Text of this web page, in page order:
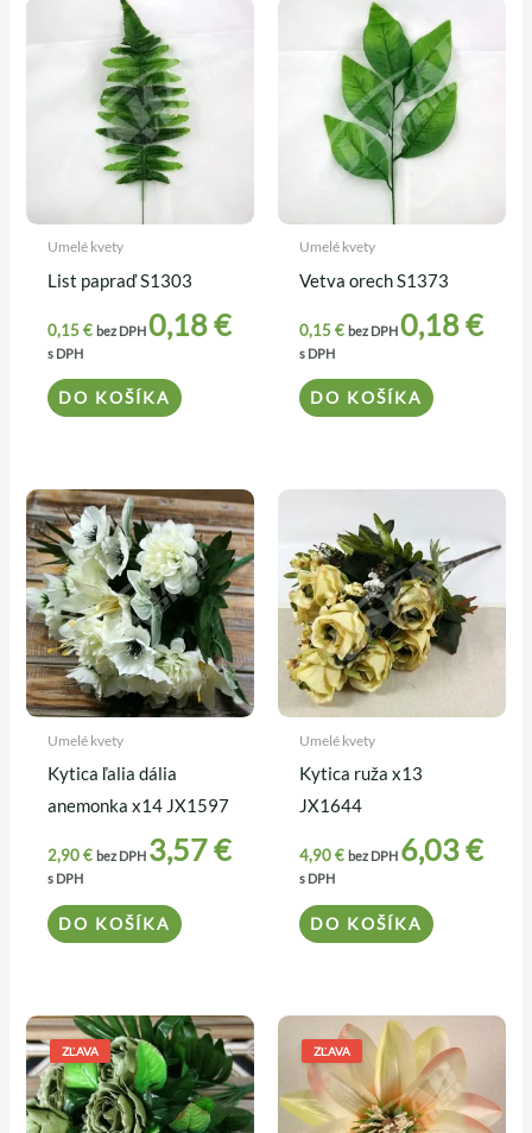
Umelé kvety
List papraď S1303
0,15€ bez DPH0,18€
s DPH
DO KOŠÍKA
Umelé kvety
Vetva orech S1373
0,15€ bez DPH0,18€
s DPH
DO KOŠÍKA
Umelé kvety
Kytica ľalia dália
anemonka x14 JX1597
2,90€ bez DPH 3,57€
s DPH
DO KOŠÍKA
Umelé kvety
Kytica ruža x13
JX1644
4,90€ bez DPH 6,03€
s DPH
DO KOŠÍKA
ZĽAVA
Pôvodná
cena
bola:
4,60 €.
Aktuálna
cena
je:
3,90 €.
ZĽAVA
Pôvodná
cena
bola:
0,25 €.
Aktuálna
cena
je:
0,22 €.